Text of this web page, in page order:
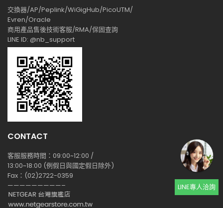
交換器/AP/Peplink/WiGigHub/PicoUTM/
Evren/Oracle
商用產品售後技術客服/RMA/保固查詢
LINE ID: @nb_support
CONTACT
客服服務時間：09:00~12:00 /
13:00~18:00 (例假日與國定假日除外)
Fax：(02)2722-0359
—————————–
LINE專人洽詢